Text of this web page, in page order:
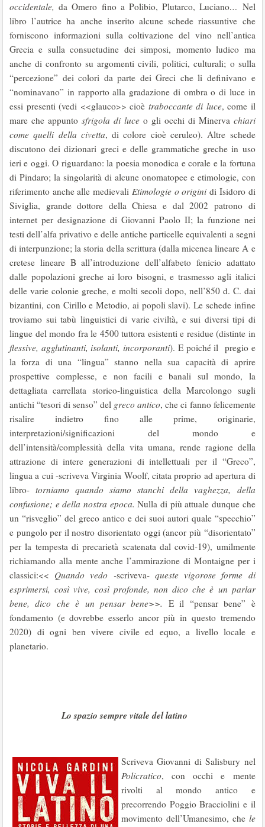
occidentale,da Omero fino a Polibio, Plutarco, Luciano… Nel
libro l’autrice ha anche inserito alcune schede riassuntive che
forniscono informazioni sulla coltivazione del vino nell’antica
Grecia e sulla consuetudine dei simposi, momento ludico ma
anche di confronto su argomenti civili, politici, culturali; o sulla
“percezione” dei colori da parte dei Greci che li definivano e
“nominavano” in rapporto alla gradazione di ombra o di luce in
essi presenti (vedi <<glauco>> cioè traboccante di luce, come il
mare che appunto sfrigola di luceo gli occhi di Minerva chiari
come quelli della civetta, di colore cioè ceruleo). Altre schede
discutono dei dizionari greci e delle grammatiche greche in uso
ieri e oggi. O riguardano: la poesia monodica e corale e la fortuna
di Pindaro; la singolarità di alcune onomatopee e etimologie, con
riferimento anche alle medievali Etimologie o originidi Isidoro di
Siviglia, grande dottore della Chiesa e dal 2002 patrono di
internet per designazione di Giovanni Paolo II; la funzione nei
testi dell’alfa privativo e delle antiche particelle equivalenti a segni
di interpunzione; la storia della scrittura (dalla micenea lineare A e
cretese lineare B all’introduzione dell’alfabeto fenicio adattato
dalle popolazioni greche ai loro bisogni, e trasmesso agli italici
delle varie colonie greche, e molti secoli dopo, nell’850 d. C. dai
bizantini, con Cirillo e Metodio, ai popoli slavi). Le schede infine
troviamo sui tabù linguistici di varie civiltà, e sui diversi tipi di
lingue del mondo fra le 4500 tuttora esistenti e residue (distinte in
flessive, agglutinanti, isolanti, incorporanti). E poiché il pregio e
la forza di una “lingua” stanno nella sua capacità di aprire
prospettive complesse, e non facili e banali sul mondo, la
dettagliata carrellata storico-linguistica della Marcolongo sugli
antichi “tesori di senso” del greco antico, che ci fanno felicemente
risalire indietro fino alle prime, originarie,
interpretazioni/significazioni del mondo e
dell’intensità/complessità della vita umana, rende ragione della
attrazione di intere generazioni di intellettuali per il “Greco”,
lingua a cui -scriveva Virginia Woolf, citata proprio ad apertura di
libro-torniamo quando siamo stanchi della vaghezza, della
confusione; e della nostra epoca. Nulla di più attuale dunque che
un “risveglio” del greco antico e dei suoi autori quale “specchio”
e pungolo per il nostro disorientato oggi (ancor più “disorientato”
per la tempesta di precarietà scatenata dal covid-19), umilmente
richiamando alla mente anche l’ammirazione di Montaigne per i
classici:<< Quando vedo -scriveva- queste vigorose forme di
esprimersi, così vive, così profonde, non dico che è un parlar
bene, dico che è un pensar bene>>. E il “pensar bene” è
fondamento (e dovrebbe esserlo ancor più in questo tremendo
2020) di ogni ben vivere civile ed equo, a livello locale e
planetario.
Lo spazio sempre vitale del latino
Scriveva Giovanni di Salisbury nel
Policratico, con occhi e mente
rivolti al mondo antico e
precorrendo Poggio Bracciolini e il
movimento dell’Umanesimo, chele